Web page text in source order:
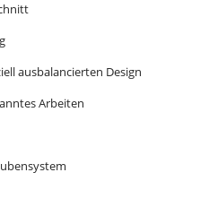
ausbalancierten Design
Arbeiten